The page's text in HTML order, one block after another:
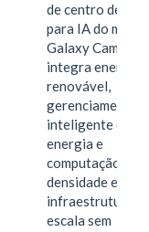
de centro de
para IA do
Galaxy Campus
integra energia
renovável,
gerenciamento
inteligente de
energia e
computação de
densidade em
infraestrutura
escala sem